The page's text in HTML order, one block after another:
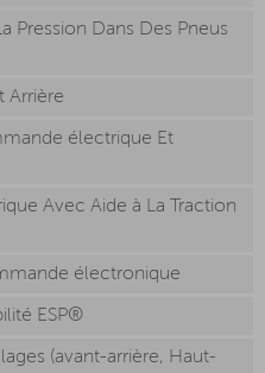
Pression Dans Des Pneus
Arrière
électrique Et
Avec Aide à La Traction
électronique
ESP®
(avant-arrière, Haut-